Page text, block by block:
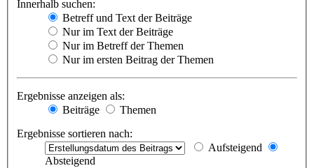
Innerhalb suchen:
Betreff und Text der Beiträge
Nur im Text der Beiträge
Nur im Betreff der Themen
Nur im ersten Beitrag der Themen
Ergebnisse anzeigen als:
Beiträge
Themen
Ergebnisse sortieren nach:
Aufsteigend
Absteigend